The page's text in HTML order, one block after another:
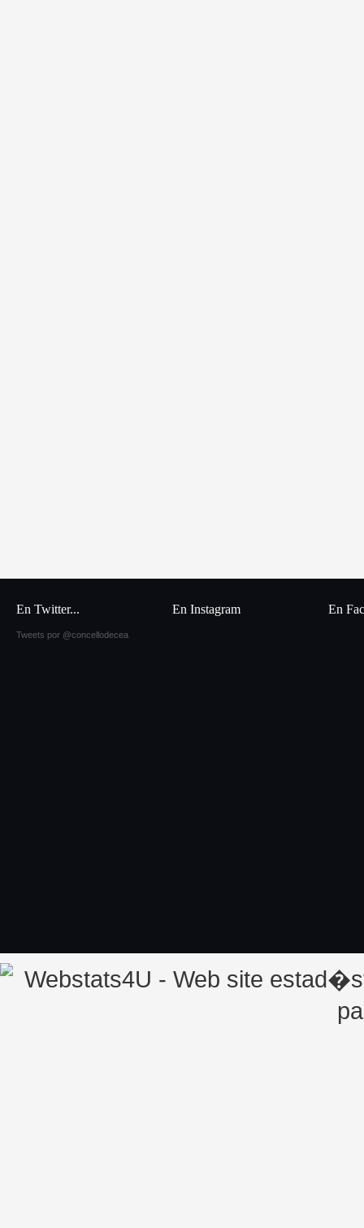
En Twitter...
Tweets por @concellodecea
En Instagram En